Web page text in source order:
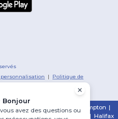
| Politique de
|Plan du Site
Hamilton Toronto Brampton |
| Vancouver | Halifax
Bonjour
vous avez des questions ou